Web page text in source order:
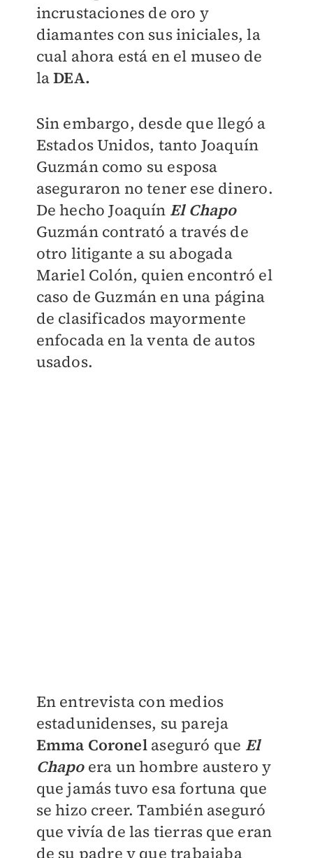
incrustaciones de oro y
diamantes con sus iniciales, la
cual ahora está en el museo de
laDEA.
Sin embargo, desde que llegó a
Estados Unidos, tanto Joaquín
Guzmán como su esposa
aseguraron no tener ese dinero.
De hecho Joaquín El Chapo
Guzmán contrató a través de
otro litigante a su abogada
Mariel Colón, quien encontró el
caso de Guzmán en una página
de clasificados mayormente
enfocada en la venta de autos
usados.
En entrevista con medios
estadunidenses, su pareja
Emma Coronelaseguró que El
Chapo era un hombre austero y
que jamás tuvo esa fortuna que
se hizo creer. También aseguró
que vivía de las tierras que eran
de su padre y que trabajaba